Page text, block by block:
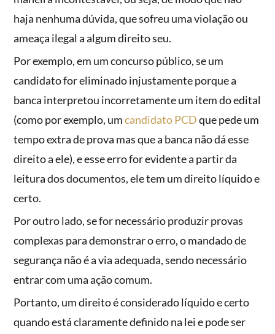
haja nenhuma dúvida, que sofreu uma violação ou
ameaça ilegal a algum direito seu.
Por exemplo, em um concurso público, se um
candidato for eliminado injustamente porque a
banca interpretou incorretamente um item do edital
(como por exemplo, umcandidato PCD que pede um
tempo extra de prova mas que a banca não dá esse
direito a ele), e esse erro for evidente a partir da
leitura dos documentos, ele tem um direito líquido e
certo.
Por outro lado, se for necessário produzir provas
complexas para demonstrar o erro, o mandado de
segurança não é a via adequada, sendo necessário
entrar com uma ação comum.
Portanto, um direito é considerado líquido e certo
quando está claramente definido na lei e pode ser